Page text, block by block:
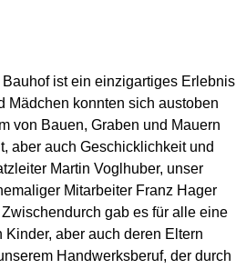
ist ein einzigartiges Erlebnis
Mädchen konnten sich austoben
von Bauen, Graben und Mauern
aber auch Geschicklichkeit und
Martin Voglhuber, unser
Mitarbeiter Franz Hager
gab es für alle eine
aber auch deren Eltern
Handwerksberuf, der durch